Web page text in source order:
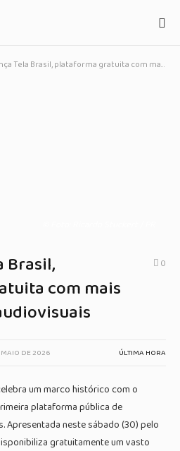
Brasil, plataforma gratuita com mais de 500 obras audiovisuais
Brasil,
com mais
0
DE 2026 ÚLTIMA HORA
um marco histórico com o
plataforma pública de
Apresentada neste sábado (30) pelo
gratuitamente um vasto